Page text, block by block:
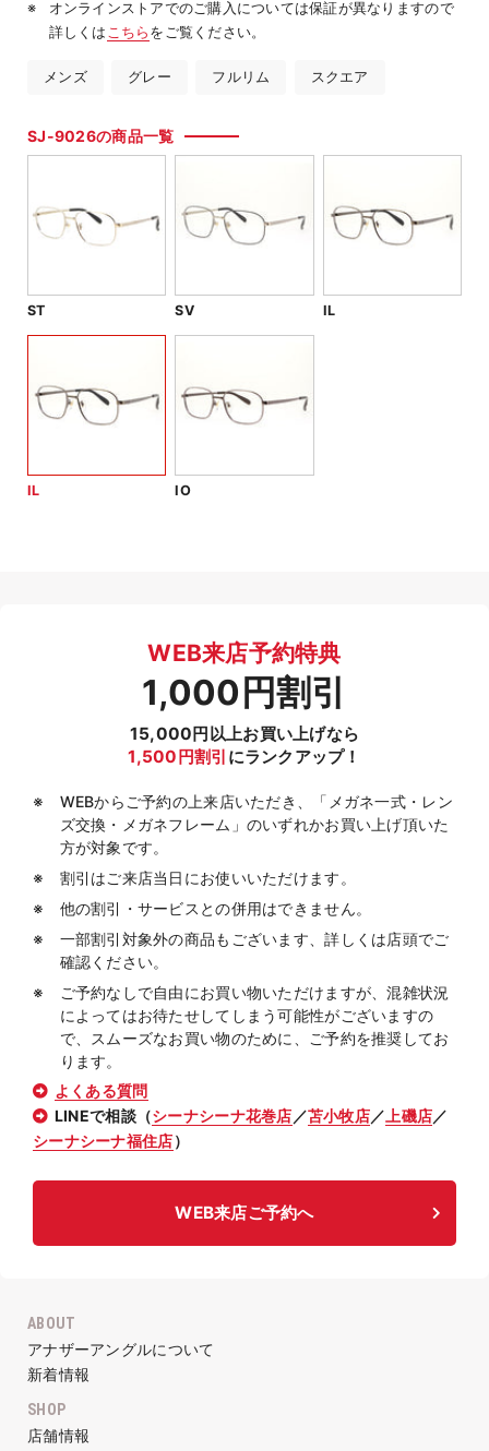
オンラインストアでのご購入については保証が異なりますので
詳しくは こちらをご覧ください。
メンズ グレー フルリム スクエア
SJ-9026の商品一覧
ST SV IL
IL IO
WEB来店予約特典
1,000円割引
15,000円以上お買い上げなら
1,500円割引 にランクアップ！
WEBからご予約の上来店いただき、「メガネ一式・レン
ズ交換・メガネフレーム」のいずれかお買い上げ頂いた
方が対象です。
割引はご来店当日にお使いいただけます。
他の割引・サービスとの併用はできません。
一部割引対象外の商品もございます、詳しくは店頭でご
確認ください。
ご予約なしで自由にお買い物いただけますが、混雑状況
によってはお待たせしてしまう可能性がございますの
で、スムーズなお買い物のために、ご予約を推奨してお
ります。
よくある質問
LINEで相談（シーナシーナ花巻店 ／苫小牧店／ 上磯店／
シーナシーナ福住店）
WEB来店ご予約へ
ABOUT
アナザーアングルについて
新着情報
SHOP
店舗情報